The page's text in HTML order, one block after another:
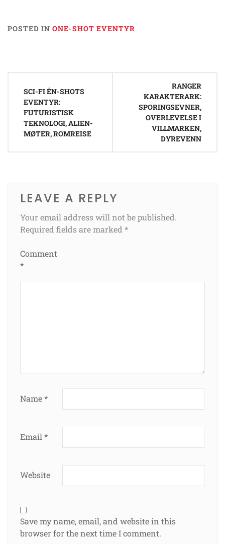
POSTED IN ONE-SHOT EVENTYR
navigation
SCI-FI ÉN-SHOTS
EVENTYR:
FUTURISTISK
TEKNOLOGI, ALIEN-
MØTER, ROMREISE
RANGER
KARAKTERARK:
SPORINGSEVNER,
OVERLEVELSE I
VILLMARKEN,
DYREVENN
LEAVE A REPLY
Your email address will not be published.
Required fields are marked *
Comment
*
Name*
Email *
Website
Save my name, email, and website in this
browser for the next time I comment.